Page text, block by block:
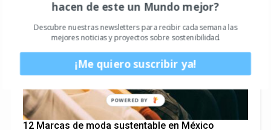
12 Marcas de moda sustentable en México
hacen de este un Mundo mejor?
Descubre nuestras newsletters para recibir cada semana las
mejores noticias y proyectos sobre sostenibilidad.
¡Me quiero suscribir ya!
POWERED BY